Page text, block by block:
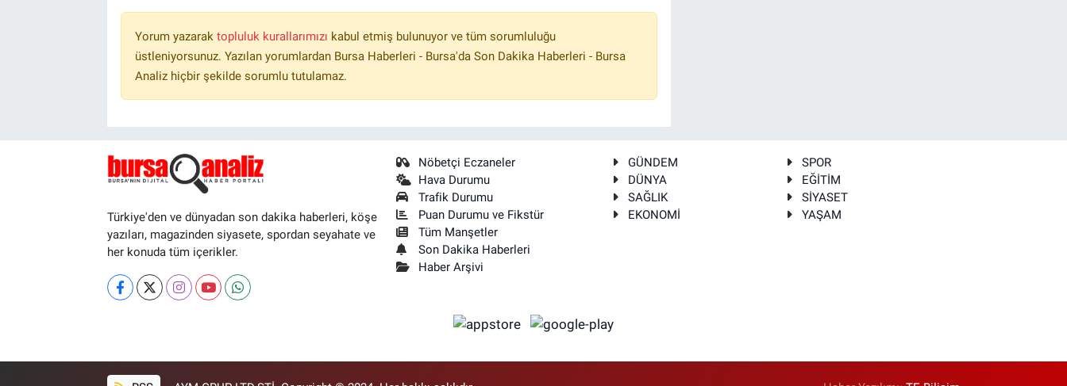
Yorum yazarak topluluk kurallarımızı kabul etmiş bulunuyor ve tüm sorumluluğu
üstleniyorsunuz. Yazılan yorumlardan Bursa Haberleri - Bursa'da Son Dakika Haberleri - Bursa
Analiz hiçbir şekilde sorumlu tutulamaz.
Türkiye'den ve dünyadan son dakika haberleri, köşe
yazıları, magazinden siyasete, spordan seyahate ve
her konuda tüm içerikler.
Nöbetçi Eczaneler
Hava Durumu
Trafik Durumu
Puan Durumu ve Fikstür
Tüm Manşetler
Son Dakika Haberleri
Haber Arşivi
GÜNDEM
SPOR
DÜNYA
EĞİTİM
SAĞLIK
SİYASET
EKONOMİ
YAŞAM